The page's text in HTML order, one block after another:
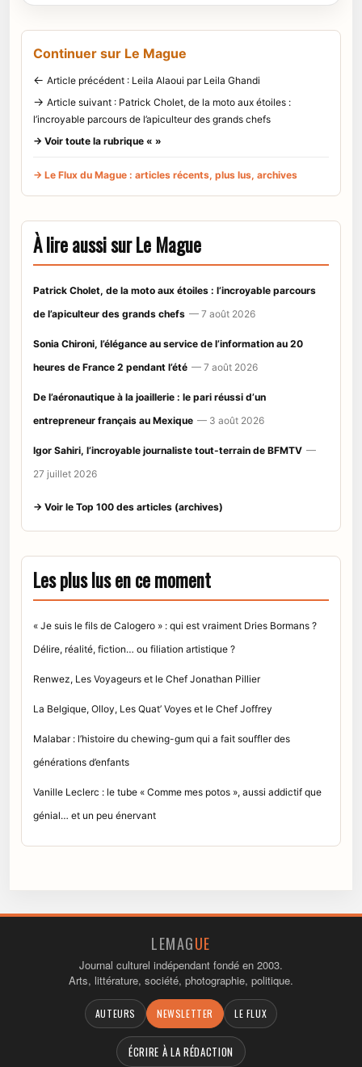
Continuer sur Le Mague
← Article précédent : Leila Alaoui par Leila Ghandi
→ Article suivant : Patrick Cholet, de la moto aux étoiles :
l’incroyable parcours de l’apiculteur des grands chefs
→ Voir toute la rubrique « »
→ Le Flux du Mague : articles récents, plus lus, archives
À lire aussi sur Le Mague
Patrick Cholet, de la moto aux étoiles : l’incroyable parcours
de l’apiculteur des grands chefs — 7 août 2026
Sonia Chironi, l’élégance au service de l’information au 20
heures de France 2 pendant l’été — 7 août 2026
De l’aéronautique à la joaillerie : le pari réussi d’un
entrepreneur français au Mexique — 3 août 2026
Igor Sahiri, l’incroyable journaliste tout-terrain de BFMTV —
27 juillet 2026
→ Voir le Top 100 des articles (archives)
Les plus lus en ce moment
« Je suis le fils de Calogero » : qui est vraiment Dries Bormans ?
Délire, réalité, fiction… ou filiation artistique ?
Renwez, Les Voyageurs et le Chef Jonathan Pillier
La Belgique, Olloy, Les Quat’ Voyes et le Chef Joffrey
Malabar : l’histoire du chewing-gum qui a fait souffler des
générations d’enfants
Vanille Leclerc : le tube « Comme mes potos », aussi addictif que
génial… et un peu énervant
LEMAGUE
Journal culturel indépendant fondé en 2003.
Arts, littérature, société, photographie, politique.
AUTEURS NEWSLETTER LE FLUX
ÉCRIRE À LA RÉDACTION